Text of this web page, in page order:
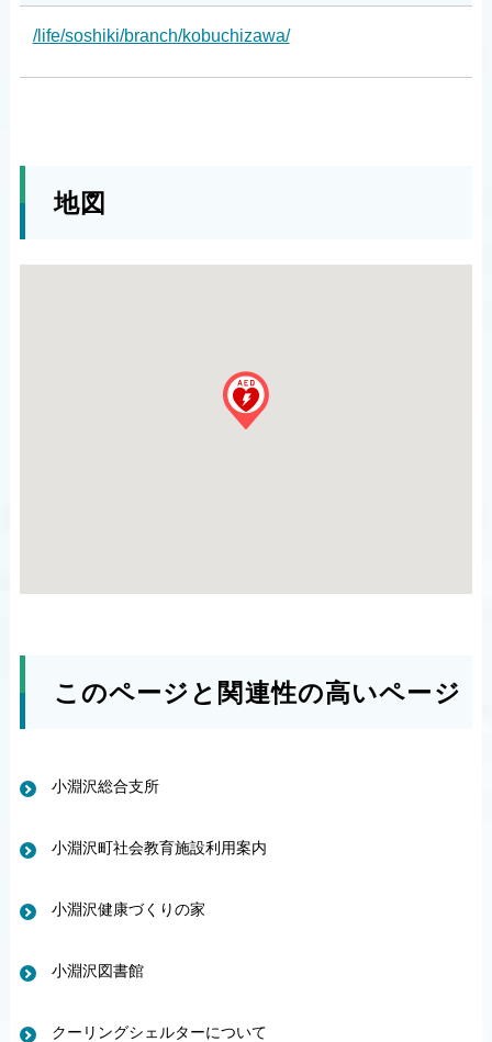
/life/soshiki/branch/kobuchizawa/
地図
このページと関連性の高いページ
小淵沢総合支所
小淵沢町社会教育施設利用案内
小淵沢健康づくりの家
小淵沢図書館
クーリングシェルターについて